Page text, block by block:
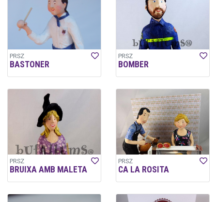
PRSZ
BASTONER
PRSZ
BOMBER
PRSZ
BRUIXA AMB MALETA
PRSZ
CA LA ROSITA